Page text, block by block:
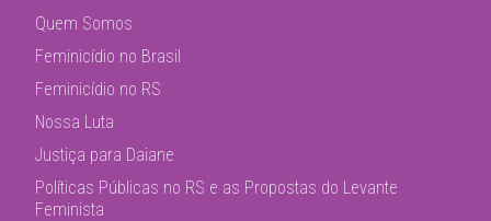
Quem Somos
Feminicídio no Brasil
Feminicídio no RS
Nossa Luta
Justiça para Daiane
Políticas Públicas no RS e as Propostas do Levante
Feminista